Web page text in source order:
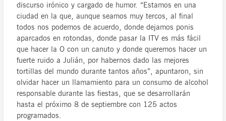
discurso irónico y cargado de humor. “Estamos en una
ciudad en la que, aunque seamos muy tercos, al final
todos nos podemos de acuerdo, donde dejamos ponis
aparcados en rotondas, donde pasar la ITV es más fácil
que hacer la O con un canuto y donde queremos hacer un
fuerte ruido a Julián, por habernos dado las mejores
tortillas del mundo durante tantos años”, apuntaron, sin
olvidar hacer un llamamiento para un consumo de alcohol
responsable durante las fiestas, que se desarrollarán
hasta el próximo 8 de septiembre con 125 actos
programados.